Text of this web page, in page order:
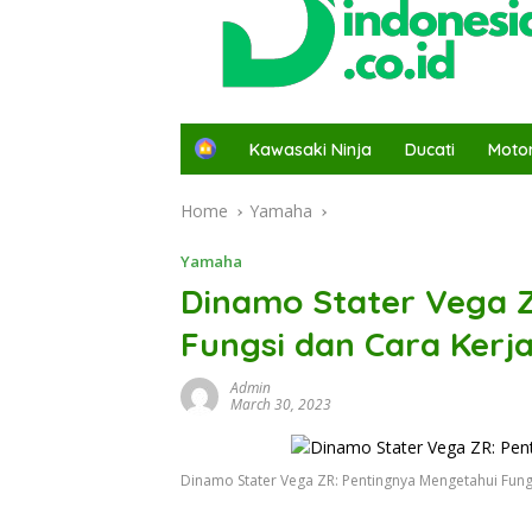
H
e
Kawasaki Ninja Ducati
Home Yamaha
Yamaha
Dinamo Stater Vega
Fungsi dan Cara
Admin
March 30, 2023
Dinamo Stater Vega ZR: Pentingnya Mengetahui